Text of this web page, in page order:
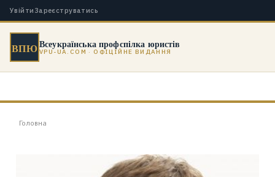
Увійти Зареєструватись
ВПЮВсеукраїнська профспілка юристів
VPU-UA.COM · ОФІЦІЙНЕ ВИДАННЯ
Головна